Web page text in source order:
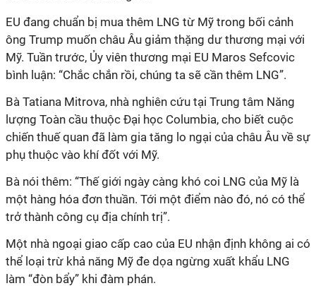
EU đang chuẩn bị mua thêm LNG từ Mỹ trong bối cảnh
ông Trump muốn châu Âu giảm thặng dư thương mại với
Mỹ. Tuần trước, Ủy viên thương mại EU Maros Sefcovic
bình luận: “Chắc chắn rồi, chúng ta sẽ cần thêm LNG”.
Bà Tatiana Mitrova, nhà nghiên cứu tại Trung tâm Năng
lượng Toàn cầu thuộc Đại học Columbia, cho biết cuộc
chiến thuế quan đã làm gia tăng lo ngại của châu Âu về sự
phụ thuộc vào khí đốt với Mỹ.
Bà nói thêm: “Thế giới ngày càng khó coi LNG của Mỹ là
một hàng hóa đơn thuần. Tới một điểm nào đó, nó có thể
trở thành công cụ địa chính trị”.
Một nhà ngoại giao cấp cao của EU nhận định không ai có
thể loại trừ khả năng Mỹ đe dọa ngừng xuất khẩu LNG
làm “đòn bẩy” khi đàm phán.